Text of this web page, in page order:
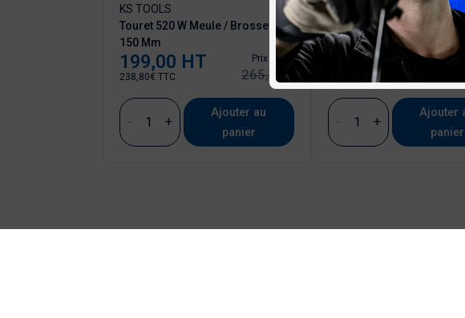
KS TOOLS
Touret 520 W Meule / Brosse Ø
150 Mm
Prix
199,00 HT
238,80€ TTC
Prix ​​initial
265,33 €
- +
Ajouter au
panier
KS TOOLS
KS TOOLS - Brosse
200x20x32mm Pour
45,30€ HT
54,36€ TTC
- +
Ajouter
panier